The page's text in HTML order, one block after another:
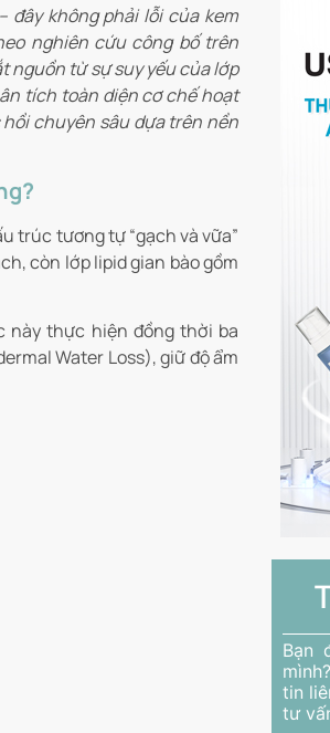
đây không phải lỗi của kem
nghiên cứu công bố trên
nguồn từ sự suy yếu của lớp
tích toàn diện cơ chế hoạt
chuyên sâu dựa trên nền
trúc tương tự “gạch và vữa”
còn lớp lipid gian bào gồm
này thực hiện đồng thời ba
Water Loss), giữ độ ẩm
Bạn
tin
tư